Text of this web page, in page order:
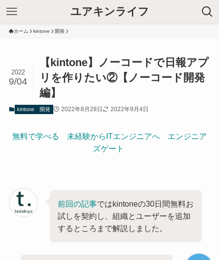
ユアキンライフ
ホーム kintone 開発
【kintone】ノーコードで日報アプ
リを作りたい②【ノーコード開発
編】
2022
9/04
kintone 開発 2022年8月28日 2022年9月4日
無料で学べる 未経験からITエンジニアへ エンジニア
ズゲート
前回の記事ではkintoneの30日間無料お
試しを契約し、組織とユーザーを追加
するところまで解説しました。